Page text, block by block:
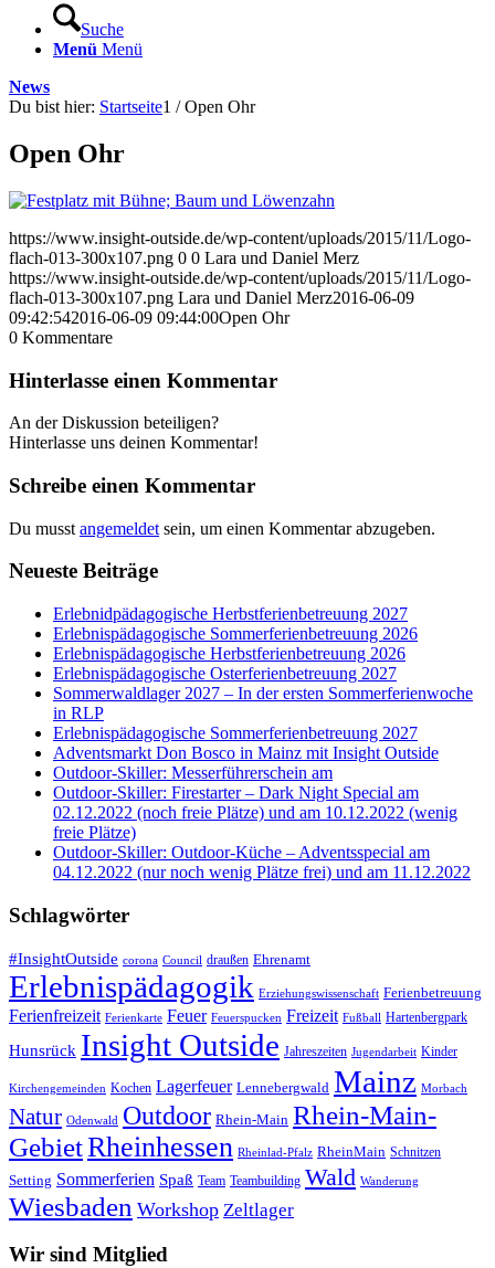
Suche
Menü Menü
News
Du bist hier: Startseite1 / Open Ohr
Open Ohr
https://www.insight-outside.de/wp-content/uploads/2015/11/Logo-
flach-013-300x107.png 0 0 Lara und Daniel Merz
https://www.insight-outside.de/wp-content/uploads/2015/11/Logo-
flach-013-300x107.png Lara und Daniel Merz2016-06-09
09:42:542016-06-09 09:44:00Open Ohr
0 Kommentare
Hinterlasse einen Kommentar
An der Diskussion beteiligen?
Hinterlasse uns deinen Kommentar!
Schreibe einen Kommentar
Du musst angemeldet sein, um einen Kommentar abzugeben.
Neueste Beiträge
Erlebnidpädagogische Herbstferienbetreuung 2027
Erlebnispädagogische Sommerferienbetreuung 2026
Erlebnispädagogische Herbstferienbetreuung 2026
Erlebnispädagogische Osterferienbetreuung 2027
Sommerwaldlager 2027 – In der ersten Sommerferienwoche
in RLP
Erlebnispädagogische Sommerferienbetreuung 2027
Adventsmarkt Don Bosco in Mainz mit Insight Outside
Outdoor-Skiller: Messerführerschein am
Outdoor-Skiller: Firestarter – Dark Night Special am
02.12.2022 (noch freie Plätze) und am 10.12.2022 (wenig
freie Plätze)
Outdoor-Skiller: Outdoor-Küche – Adventsspecial am
04.12.2022 (nur noch wenig Plätze frei) und am 11.12.2022
Schlagwörter
#InsightOutside corona Council draußen Ehrenamt
Erlebnispädagogik Erziehungswissenschaft Ferienbetreuung
Ferienfreizeit Ferienkarte Feuer Feuerspucken Freizeit Fußball Hartenbergpark
Hunsrück Insight Outside Jahreszeiten Jugendarbeit Kinder
Kirchengemeinden Kochen Lagerfeuer Lennebergwald Mainz Morbach
Natur Odenwald Outdoor Rhein-Main Rhein-Main-
GebietRheinhessen Rheinlad-Pfalz RheinMain Schnitzen
Setting Sommerferien Spaß Team Teambuilding Wald Wanderung
Wiesbaden Workshop Zeltlager
Wir sind Mitglied